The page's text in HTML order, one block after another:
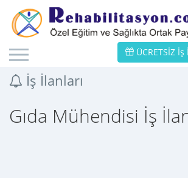
ÜCRETSİZ İş
İş İlanları
Gıda Mühendisi İş